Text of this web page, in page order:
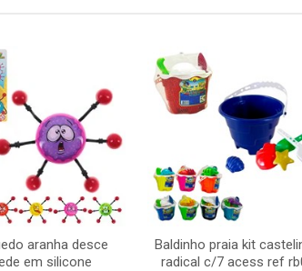
aranha desce
em silicone
Baldinho praia kit
radical c/7 acess ref